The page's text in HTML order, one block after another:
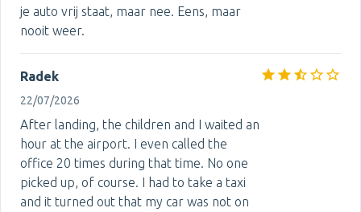
je auto vrij staat, maar nee. Eens, maar
nooit weer.
Radek
22/07/2026
After landing, the children and I waited an
hour at the airport. I even called the
office 20 times during that time. No one
picked up, of course. I had to take a taxi
and it turned out that my car was not on